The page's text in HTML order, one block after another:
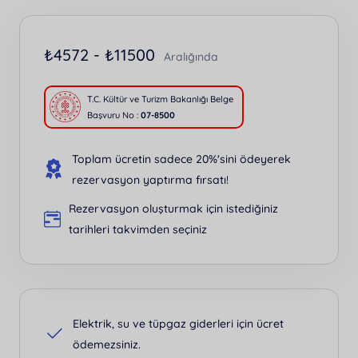
₺4572 - ₺11500 Aralığında
T.C. Kültür ve Turizm Bakanlığı Belge
Başvuru No : 07-8500
Toplam ücretin sadece 20%'sini ödeyerek
rezervasyon yaptırma fırsatı!
Rezervasyon oluşturmak için istediğiniz
tarihleri takvimden seçiniz
Elektrik, su ve tüpgaz giderleri için ücret
ödemezsiniz.